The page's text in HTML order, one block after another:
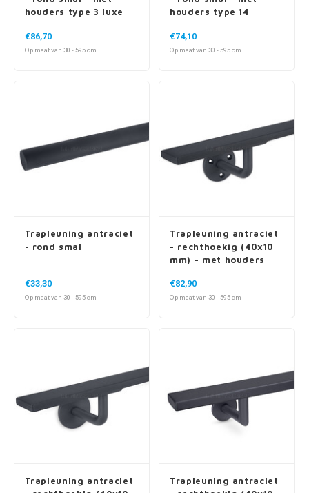
houders type 3 luxe
€86,70
Op maat van 30 - 595 cm
houders type 14
€74,10
Op maat van 30 - 595 cm
Trapleuning antraciet
- rond smal
€33,30
Op maat van 30 - 595 cm
Trapleuning antraciet
- rechthoekig (40x10
mm) - met houders
€82,90
Op maat van 30 - 595 cm
Trapleuning antraciet
Trapleuning antraciet